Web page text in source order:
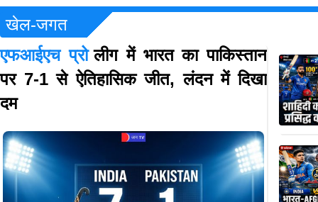
खेल-जगत
एफआईएच प्रो लीग में भारत का पाकिस्तान
पर 7-1 से ऐतिहासिक जीत, लंदन में दिखा
दम